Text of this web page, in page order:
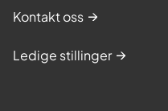
Kontakt oss
Ledige stillinger